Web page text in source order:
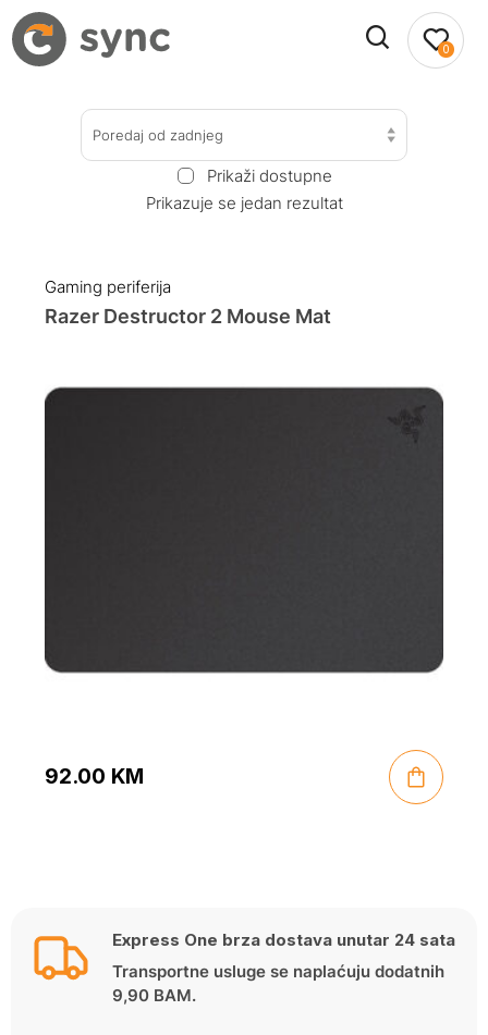
0
Poredaj od zadnjeg
Prikaži dostupne
Prikazuje se jedan rezultat
Gaming periferija
Razer Destructor 2 Mouse Mat
92.00 KM
Express One brza dostava unutar 24 sata
Transportne usluge se naplaćuju dodatnih
9,90 BAM.